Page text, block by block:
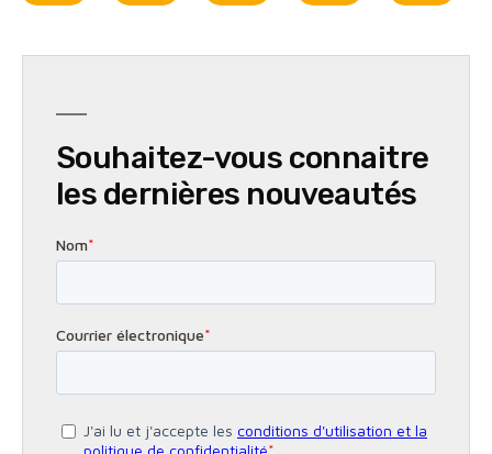
Souhaitez-vous connaitre
les dernières nouveautés